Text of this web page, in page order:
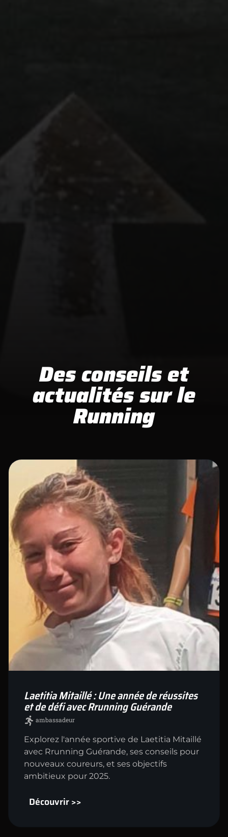
Des conseils et
actualités sur le
Running​
Laetitia Mitaillé : Une année de réussites
et de défi avec Rrunning Guérande
ambassadeur
Explorez l'année sportive de Laetitia Mitaillé
avec Rrunning Guérande, ses conseils pour
nouveaux coureurs, et ses objectifs
ambitieux pour 2025.
Découvrir >>